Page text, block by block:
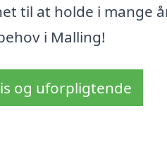
til at holde i mange
i Malling!
og uforpligtende